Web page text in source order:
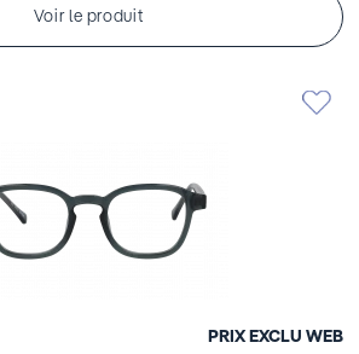
Voir le produit
PRIX EXCLU WEB